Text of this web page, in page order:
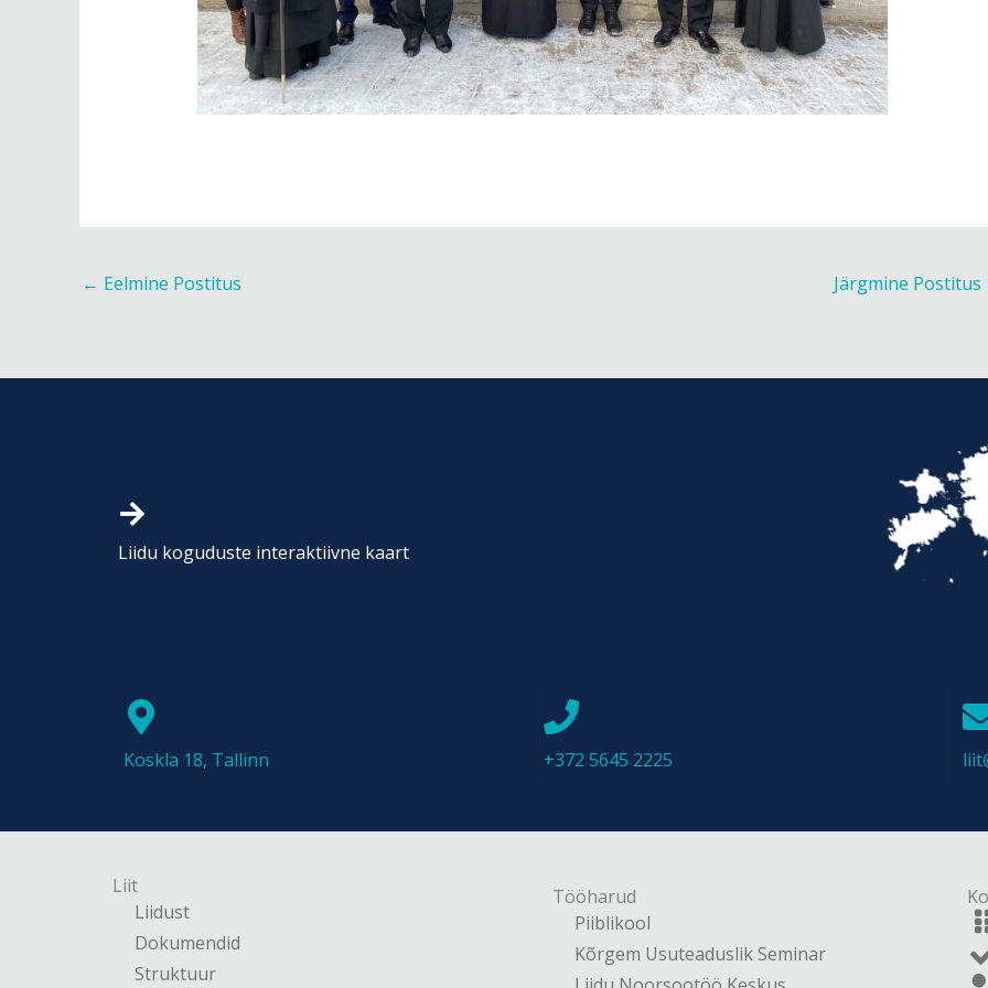
← Eelmine Postitus Järgmine Postitus
Liidu koguduste interaktiivne kaart
Koskla 18, Tallinn +372 5645 2225
Liit
Liidust
Dokumendid
Struktuur
Tööharud
Piiblikool
Kõrgem Usuteaduslik Seminar